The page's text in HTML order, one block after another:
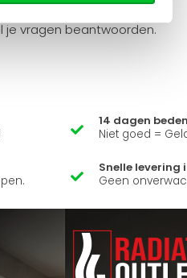
?
je vragen beantwoorden.
14 dagen
Niet goed =
Snelle levering
Geen